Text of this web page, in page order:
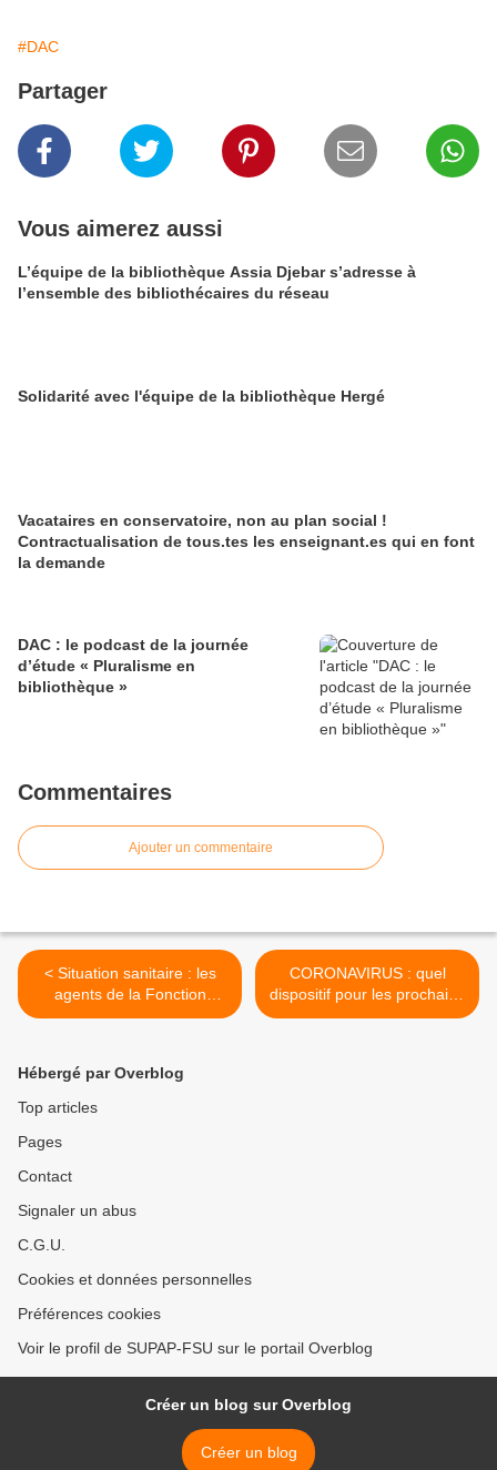
#DAC
Partager
Vous aimerez aussi
L’équipe de la bibliothèque Assia Djebar s’adresse à
l’ensemble des bibliothécaires du réseau
Solidarité avec l'équipe de la bibliothèque Hergé
Vacataires en conservatoire, non au plan social !
Contractualisation de tous.tes les enseignant.es qui en font
la demande
DAC : le podcast de la journée
d’étude « Pluralisme en
bibliothèque »
Commentaires
Ajouter un commentaire
< Situation sanitaire : les
agents de la Fonction
publique exigent des
CORONAVIRUS : quel
dispositif pour les prochains
jours à la DASCO ? >
Hébergé par Overblog
Top articles
Pages
Contact
Signaler un abus
C.G.U.
Cookies et données personnelles
Préférences cookies
Voir le profil de SUPAP-FSU sur le portail Overblog
Créer un blog sur Overblog
Créer un blog